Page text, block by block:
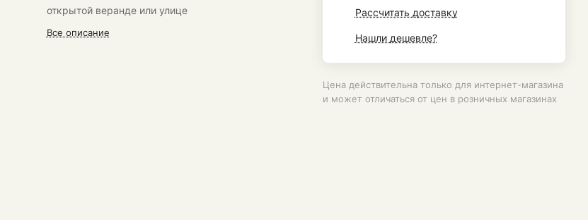
открытой веранде или улице
Все описание
Рассчитать доставку
Нашли дешевле?
Цена действительна только для интернет-магазина
и может отличаться от цен в розничных магазинах